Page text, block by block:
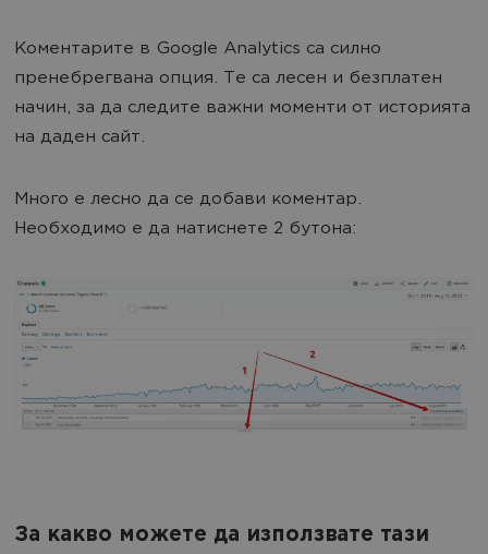
Коментарите в Google Analytics са силно
пренебрегвана опция. Те са лесен и безплатен
начин, за да следите важни моменти от историята
на даден сайт.
Много е лесно да се добави коментар.
Необходимо е да натиснете 2 бутона:
За какво можете да използвате тази